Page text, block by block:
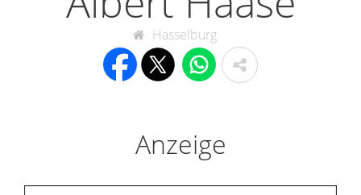
Hasselburg
Anzeige